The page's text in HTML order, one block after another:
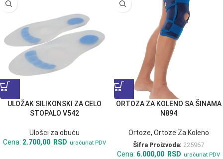
ULOŽAK SILIKONSKI ZA CELO
STOPALO V542
Ulošci za obuću
Cena: 2.700,00 RSD uračunat PDV
ORTOZA ZA KOLENO SA ŠINAMA
N894
Ortoze, Ortoze Za Koleno
Šifra Proizvoda: 225967
Cena: 6.000,00 RSD uračunat PDV